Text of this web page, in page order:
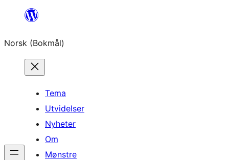
Hopp
innhold
Norsk (Bokmål)
Tema
Utvidelser
Nyheter
Om
Mønstre